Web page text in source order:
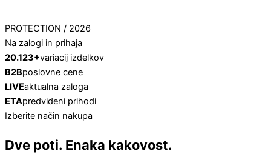
PROTECTION / 2026
Na zalogi in prihaja
20.123+variacij izdelkov
B2Bposlovne cene
LIVEaktualna zaloga
ETApredvideni prihodi
Izberite način nakupa
Dve poti. Enaka kakovost.